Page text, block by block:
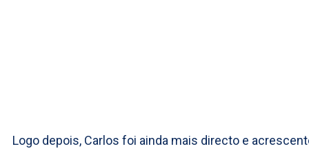
Logo depois, Carlos foi ainda mais directo e